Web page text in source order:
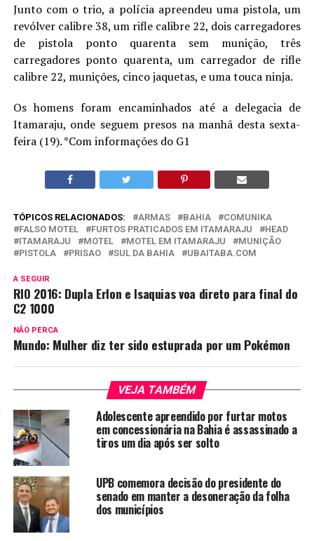
Junto com o trio, a polícia apreendeu uma pistola, um
revólver calibre 38, um rifle calibre 22, dois carregadores
de pistola ponto quarenta sem munição, três
carregadores ponto quarenta, um carregador de rifle
calibre 22, munições, cinco jaquetas, e uma touca ninja.
Os homens foram encaminhados até a delegacia de
Itamaraju, onde seguem presos na manhã desta sexta-
feira (19). *Com informações do G1
TÓPICOS RELACIONADOS: ARMAS BAHIA
COMUNIKA
FALSO MOTEL
FURTOS PRATICADOS EM ITAMARAJU
HEAD
ITAMARAJU
MOTEL MOTEL EM ITAMARAJU
MUNIÇÃO
PISTOLA
PRISAO SUL DA BAHIA UBAITABA.COM
A SEGUIR
RIO 2016: Dupla Erlon e Isaquias voa direto para final do
C2 1000
NÃO PERCA
Mundo: Mulher diz ter sido estuprada por um Pokémon
VEJA TAMBÉM
Adolescente apreendido por furtar motos
em concessionária na Bahia é assassinado a
tiros um dia após ser solto
UPB comemora decisão do presidente do
senado em manter a desoneração da folha
dos municípios